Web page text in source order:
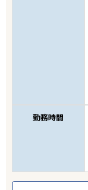
勤務時間